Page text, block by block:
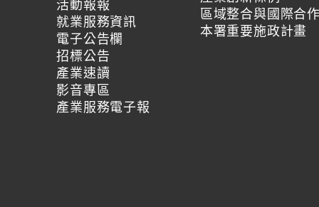
活動報報
就業服務資訊
電子公告欄
招標公告
產業速讀
影音專區
產業服務電子報
區域整合與國際合
本署重要施政計畫